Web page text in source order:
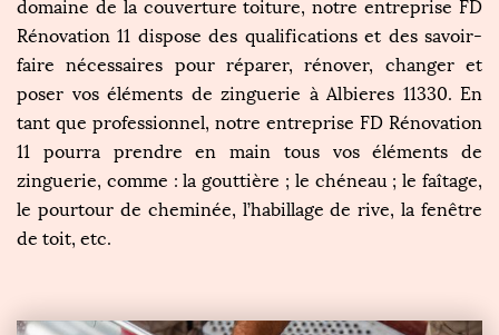
domaine de la couverture toiture, notre entreprise FD
Rénovation 11 dispose des qualifications et des savoir-
faire nécessaires pour réparer, rénover, changer et
poser vos éléments de zinguerie à Albieres 11330. En
tant que professionnel, notre entreprise FD Rénovation
11 pourra prendre en main tous vos éléments de
zinguerie, comme : la gouttière ; le chéneau ; le faîtage,
le pourtour de cheminée, l’habillage de rive, la fenêtre
de toit, etc.